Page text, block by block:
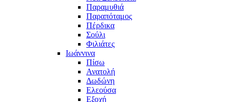
Παραμυθιά
Παραπόταμος
Πέρδικα
Σούλι
Φιλιάτες
Ιωάννινα
Πίσω
Ανατολή
Δωδώνη
Ελεούσα
Εξοχή